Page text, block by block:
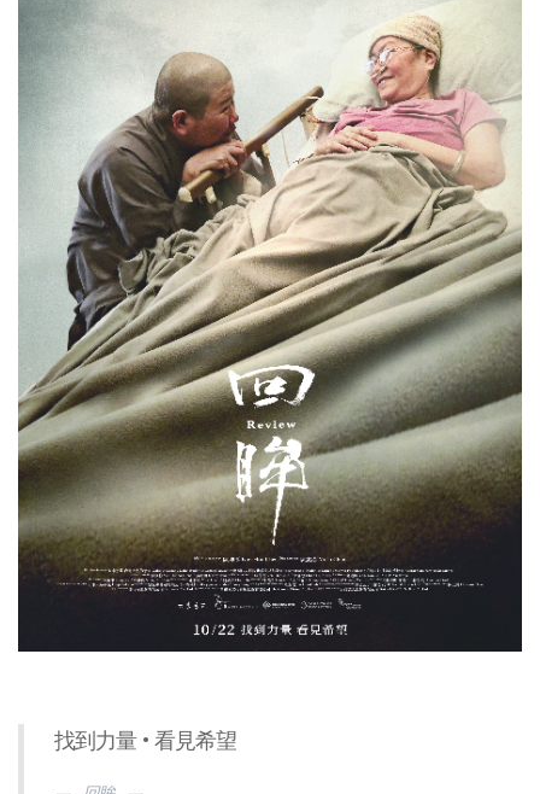
找到力量 • 看見希望